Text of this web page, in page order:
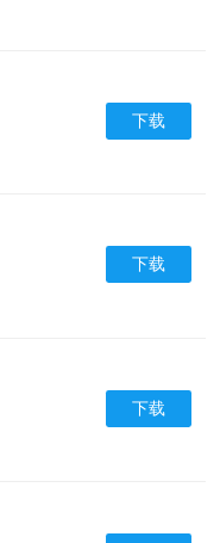
下载
下载
下载